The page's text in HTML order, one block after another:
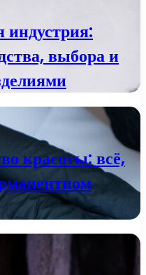
индустрия:
выбора и
красоты: всё,